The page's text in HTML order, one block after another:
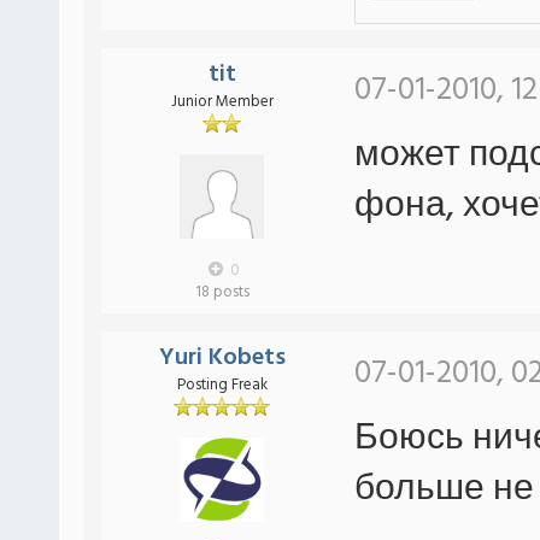
tit
Junior Member
0
18 posts
07-01-2010,
может
фона,
Yuri Kobets
Posting Freak 07-01-2010,
Боюсь
больше